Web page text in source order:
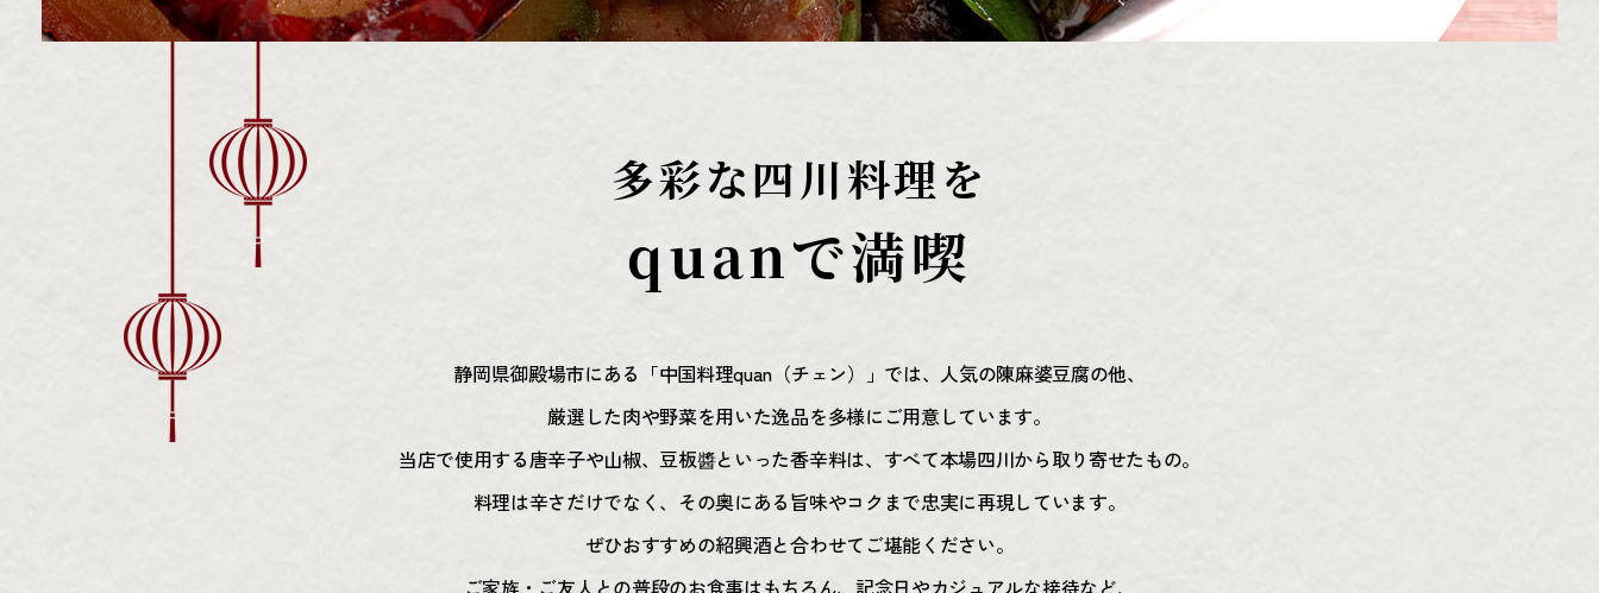
多彩な四川料理を
quanで満喫
静岡県御殿場市にある「中国料理quan（チェン）」では、人気の陳麻婆豆腐の他、
厳選した肉や野菜を用いた逸品を多様にご用意しています。
当店で使用する唐辛子や山椒、豆板醬といった香辛料は、すべて本場四川から取り寄せたもの。
料理は辛さだけでなく、その奥にある旨味やコクまで忠実に再現しています。
ぜひおすすめの紹興酒と合わせてご堪能ください。
ご家族・ご友人との普段のお食事はもちろん、記念日やカジュアルな接待など、